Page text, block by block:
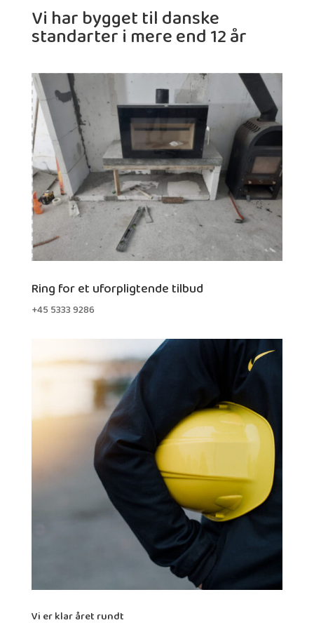
Vi har bygget til danske
standarter i mere end 12 år
Ring for et uforpligtende tilbud
+45 5333 9286
Vi er klar året rundt